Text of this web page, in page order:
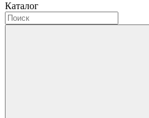
Каталог